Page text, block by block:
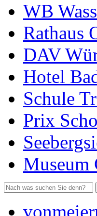
WB
Rathaus
DAV
Hotel
Schule
Prix
Museum